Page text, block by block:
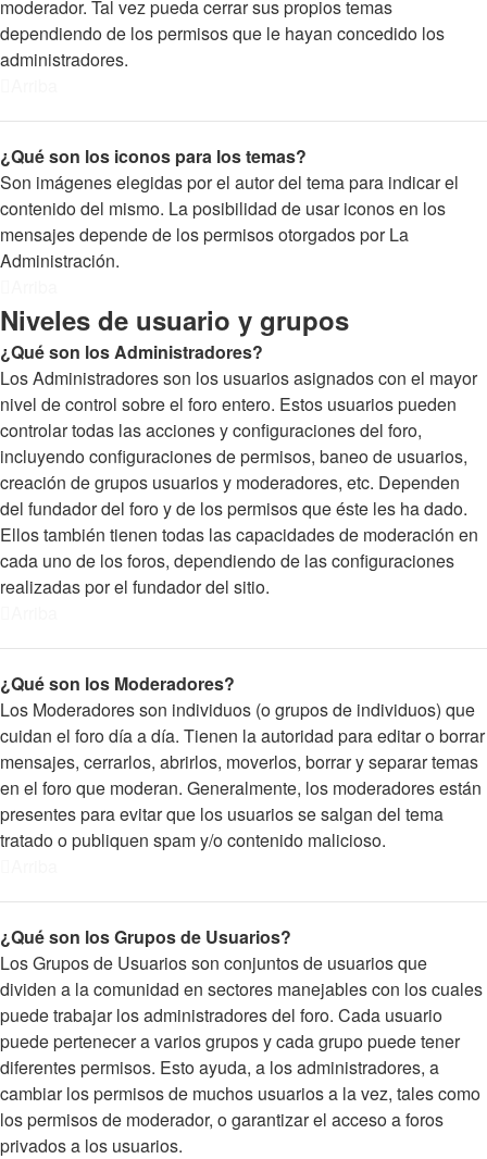
moderador. Tal vez pueda cerrar sus propios temas
dependiendo de los permisos que le hayan concedido los
administradores.
¿Qué son los iconos para los temas?
Son imágenes elegidas por el autor del tema para indicar el
contenido del mismo. La posibilidad de usar iconos en los
mensajes depende de los permisos otorgados por La
Administración.
Niveles de usuario y grupos
¿Qué son los Administradores?
Los Administradores son los usuarios asignados con el mayor
nivel de control sobre el foro entero. Estos usuarios pueden
controlar todas las acciones y configuraciones del foro,
incluyendo configuraciones de permisos, baneo de usuarios,
creación de grupos usuarios y moderadores, etc. Dependen
del fundador del foro y de los permisos que éste les ha dado.
Ellos también tienen todas las capacidades de moderación en
cada uno de los foros, dependiendo de las configuraciones
realizadas por el fundador del sitio.
¿Qué son los Moderadores?
Los Moderadores son individuos (o grupos de individuos) que
cuidan el foro día a día. Tienen la autoridad para editar o borrar
mensajes, cerrarlos, abrirlos, moverlos, borrar y separar temas
en el foro que moderan. Generalmente, los moderadores están
presentes para evitar que los usuarios se salgan del tema
tratado o publiquen spam y/o contenido malicioso.
¿Qué son los Grupos de Usuarios?
Los Grupos de Usuarios son conjuntos de usuarios que
dividen a la comunidad en sectores manejables con los cuales
puede trabajar los administradores del foro. Cada usuario
puede pertenecer a varios grupos y cada grupo puede tener
diferentes permisos. Esto ayuda, a los administradores, a
cambiar los permisos de muchos usuarios a la vez, tales como
los permisos de moderador, o garantizar el acceso a foros
privados a los usuarios.